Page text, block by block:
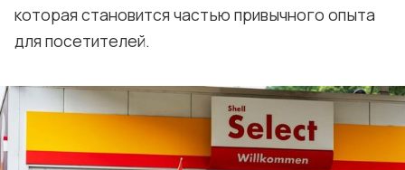
которая становится частью привычного опыта
для посетителей.